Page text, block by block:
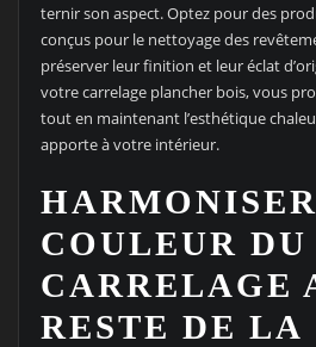
ternir son aspect. Optez pour des
conçus pour le nettoyage des
préserver leur finition et leur éclat
votre carrelage plancher bois, vous
tout en maintenant l’esthétique
apporte à votre intérieur.
COULEUR DU
CARRELAGE
RESTE DE LA